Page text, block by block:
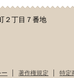
２丁目７番地
ー 著作権規定 特定